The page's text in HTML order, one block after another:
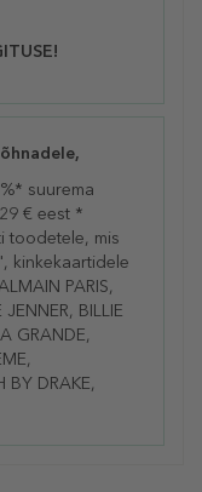
suurema
€ eest *
toodetele, mis
kinkekaartidele
PARIS,
BILLIE
GRANDE,
BY DRAKE,